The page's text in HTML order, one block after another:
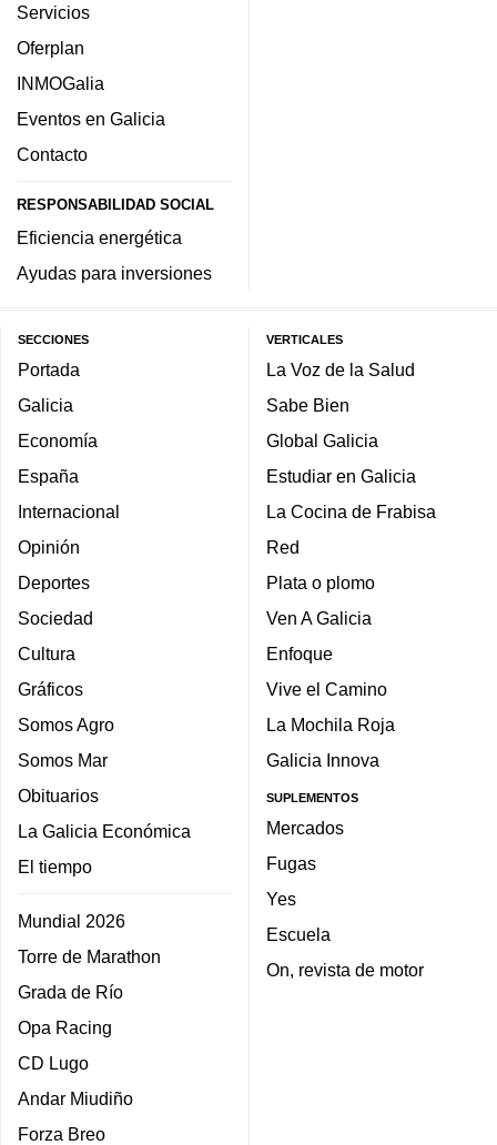
Servicios
Oferplan
INMOGalia
Eventos en Galicia
Contacto
RESPONSABILIDAD SOCIAL
Eficiencia energética
Ayudas para inversiones
SECCIONES
Portada
Galicia
Economía
España
Internacional
Opinión
Deportes
Sociedad
Cultura
Gráficos
Somos Agro
Somos Mar
Obituarios
La Galicia Económica
El tiempo
Mundial 2026
Torre de Marathon
Grada de Río
Opa Racing
CD Lugo
Andar Miudiño
Forza Breo
VERTICALES
La Voz de la Salud
Sabe Bien
Global Galicia
Estudiar en Galicia
La Cocina de Frabisa
Red
Plata o plomo
Ven A Galicia
Enfoque
Vive el Camino
La Mochila Roja
Galicia Innova
SUPLEMENTOS
Mercados
Fugas
Yes
Escuela
On, revista de motor